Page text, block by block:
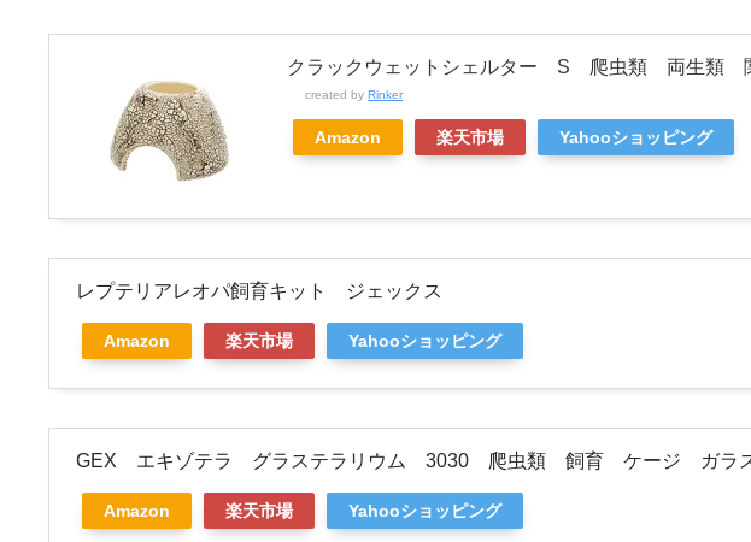
クラックウェットシェルター S 爬虫類 両生類
created by Rinker
Amazon 楽天市場 Yahooショッピング
レプテリアレオパ飼育キット ジェックス
Amazon 楽天市場 Yahooショッピング
GEX エキゾテラ グラステラリウム 3030 爬虫類 飼育 ケージ ガラ
Amazon 楽天市場 Yahooショッピング